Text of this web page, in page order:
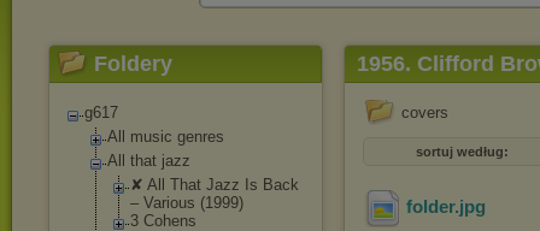
Foldery
g617
All music genres
All that jazz
✘ All That Jazz Is Back
‎– Various (1999)
3 Cohens
1956. Clifford
covers
sortuj według:
folder.jpg